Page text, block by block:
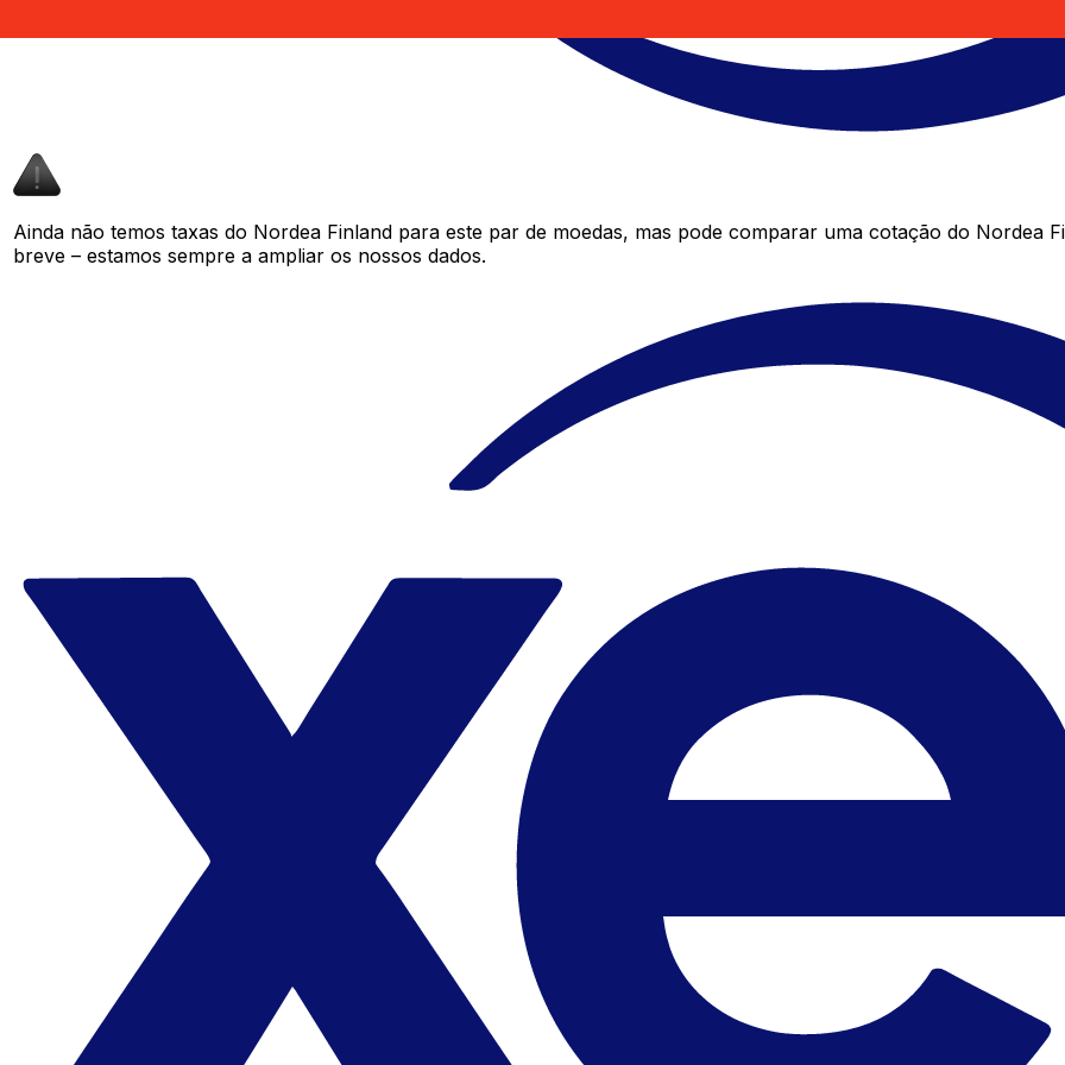
Ainda não temos taxas do Nordea Finland para este par de moedas, mas pode comparar uma cotação do Nordea
breve – estamos sempre a ampliar os nossos dados.